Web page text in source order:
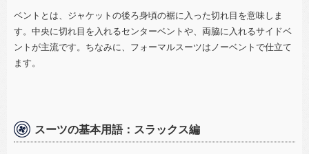
ベントとは、ジャケットの後ろ身頃の裾に入った切れ目を意味しま
す。中央に切れ目を入れるセンターベントや、両脇に入れるサイドベ
ントが主流です。ちなみに、フォーマルスーツはノーベントで仕立て
ます。
スーツの基本用語：スラックス編